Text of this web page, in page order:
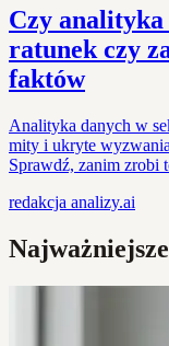
Czy analityka
ratunek czy
faktów
Analityka danych w
mity i ukryte
Sprawdź, zanim zrobi
redakcja analizy.ai
Najważniejsze